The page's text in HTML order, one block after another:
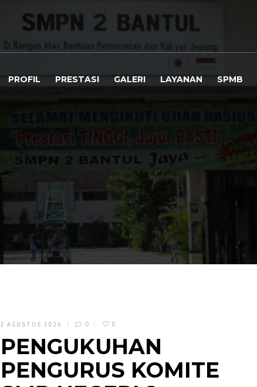
PROFIL PRESTASI GALERI LAYANAN SPMB
2 AGUSTUS 2026 0 0
PENGUKUHAN
PENGURUS KOMITE